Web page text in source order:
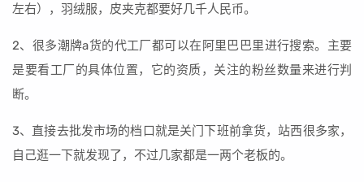
左右），羽绒服，皮夹克都要好几千人民币。
2、很多潮牌a货的代工厂都可以在阿里巴巴里进行搜索。主要
是要看工厂的具体位置，它的资质，关注的粉丝数量来进行判
断。
3、直接去批发市场的档口就是关门下班前拿货，站西很多家，
自己逛一下就发现了，不过几家都是一两个老板的。